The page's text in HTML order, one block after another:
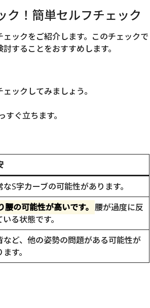
ク！簡単セルフチェック
ックをご紹介します。このチェックで
することをおすすめします。
ックしてみましょう。
ぐ立ちます。
なS字カーブの可能性があります。
腰の可能性が高いです。 腰が過度に反
いる状態です。
など、他の姿勢の問題がある可能性が
す。